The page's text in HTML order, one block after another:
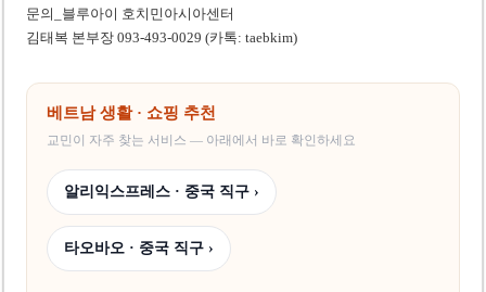
문의_블루아이 호치민아시아센터
김태복 본부장 093-493-0029 (카톡: taebkim)
베트남 생활 · 쇼핑 추천
교민이 자주 찾는 서비스 — 아래에서 바로 확인하세요
알리익스프레스 · 중국 직구 ›
타오바오 · 중국 직구 ›